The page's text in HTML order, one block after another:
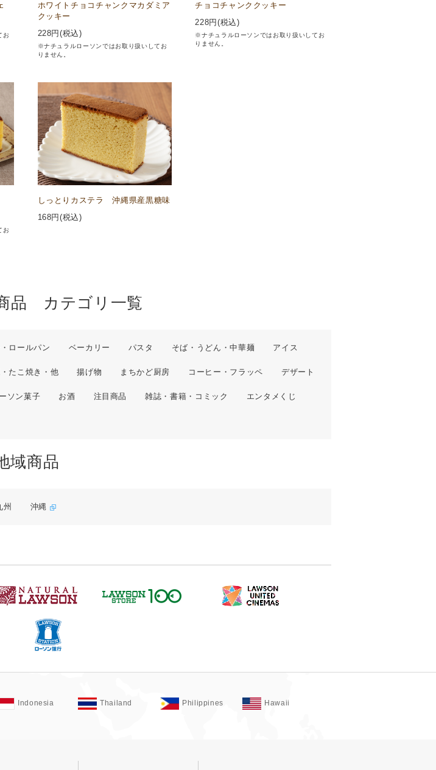
お
ホワイトチョコチャンクマカダミア
クッキー
228円(税込)
※ナチュラルローソンではお取り扱いしてお
りません。
チョコチャンククッキー
228円(税込)
※ナチュラルローソンではお取り扱いしてお
りません。
お
しっとりカステラ 沖縄県産黒糖味
168円(税込)
品 カテゴリ一覧
ロールパン ベーカリー パスタ そば・うどん・中華麺 アイス
たこ焼き・他 揚げ物 まちかど厨房 コーヒー・フラッペ デザート
ソン菓子 お酒 注目商品 雑誌・書籍・コミック エンタメくじ
域商品
州 沖縄
Indonesia Thailand Philippines Hawaii